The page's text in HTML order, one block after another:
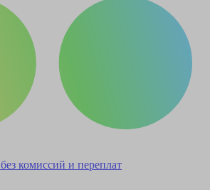
без комиссий и переплат